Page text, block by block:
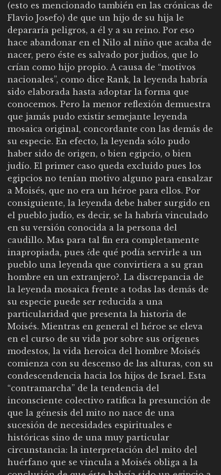
(esto es mencionado también en las crónicas de
Flavio Josefo) de que un hijo de su hija le
depararía peligros, a él y a su reino. Por eso
hace abandonar en el Nilo al niño que acaba de
nacer, pero éste es salvado por judíos, que lo
crían como hijo propio. A causa de “motivos
nacionales”, como dice Rank, la leyenda habría
sido elaborada hasta adoptar la forma que
conocemos. Pero la menor reflexión demuestra
que jamás pudo existir semejante leyenda
mosaica original, concordante con las demás de
su especie. En efecto, la leyenda sólo pudo
haber sido de origen, o bien egipcio, o bien
judío. El primer caso queda excluido pues los
egipcios no tenían motivo alguno para ensalzar
a Moisés, que no era un héroe para ellos. Por
consiguiente, la leyenda debe haber surgido en
el pueblo judío, es decir, se la habría vinculado
en su versión conocida a la persona del
caudillo. Mas para tal fin era completamente
inapropiada, pues ¿de qué podía servirle a un
pueblo una leyenda que convirtiera a su gran
hombre en un extranjero?. La discrepancia de
la leyenda mosaica frente a todas las demás de
su especie puede ser reducida a una
particularidad que presenta la historia de
Moisés. Mientras en general el héroe se eleva
en el curso de su vida por sobre sus orígenes
modestos, la vida heroica del hombre Moisés
comienza con su descenso de las alturas, con su
condescendencia hacia los hijos de Israel. Esta
“contramarcha” de la tendencia del
inconsciente colectivo ratifica la presunción de
que la génesis del mito no nace de una
sucesión de necesidades espirituales e
históricas sino de una muy particular
circunstancia: la interpretación del mito del
huérfano que se vincula a Moisés obliga a la